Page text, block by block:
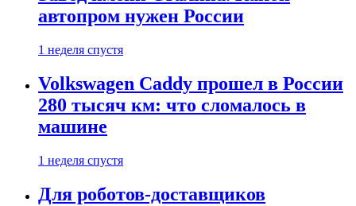
автопром нужен России
1 неделя спустя
Volkswagen Caddy прошел в России
280 тысяч км: что сломалось в
машине
1 неделя спустя
Для роботов-доставщиков